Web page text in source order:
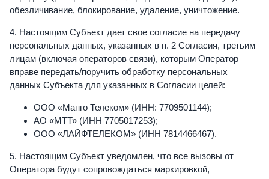
обезличивание, блокирование, удаление, уничтожение.
4. Настоящим Субъект дает свое согласие на передачу
персональных данных, указанных в п. 2 Согласия, третьим
лицам (включая операторов связи), которым Оператор
вправе передать/поручить обработку персональных
данных Субъекта для указанных в Согласии целей:
ООО «Манго Телеком» (ИНН: 7709501144);
АО «МТТ» (ИНН 7705017253);
ООО «ЛАЙФТЕЛЕКОМ» (ИНН 7814466467).
5. Настоящим Субъект уведомлен, что все вызовы от
Оператора будут сопровождаться маркировкой,